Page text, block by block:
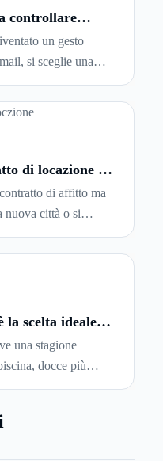
controllare
un gesto
si sceglie una
di condizioni senza
in pochi minuti,
dove si sta
di locazione in
di affitto ma
nuova città o si
per cui si
è legittimo
guida
per un contratto
la scelta ideale
una stagione
docce più
renderla
nei mesi caldi,